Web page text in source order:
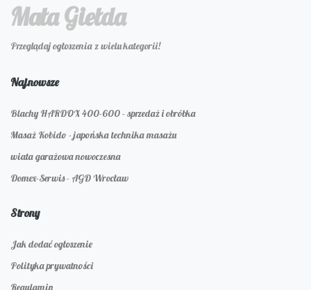
Mała Giełda
Przeglądaj ogłoszenia z wielu kategorii!
Najnowsze
Blachy HARDOX 400-600 - sprzedaż i obróbka
Masaż Kobido - japońska technika masażu
wiata garażowa nowoczesna
Domex-Serwis - AGD Wrocław
Strony
Jak dodać ogłoszenie
Polityka prywatności
Regulamin